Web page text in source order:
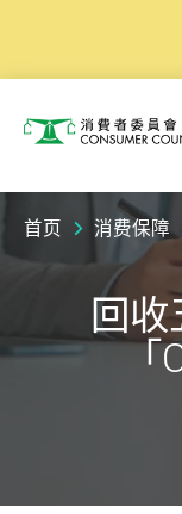
消费者委员会
首页 消费保障
回
「